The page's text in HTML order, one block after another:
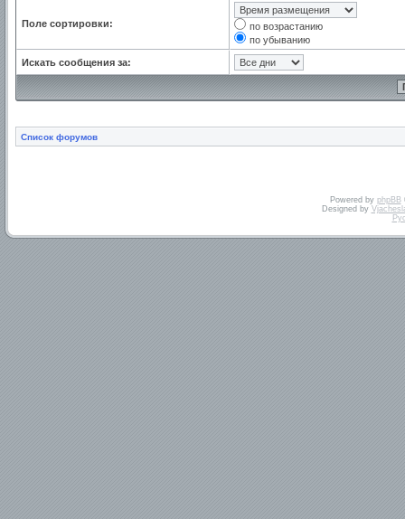
Поле сортировки:
по возрастанию
по убыванию
Искать сообщения за:
Список форумов
Powered by phpBB
Designed by